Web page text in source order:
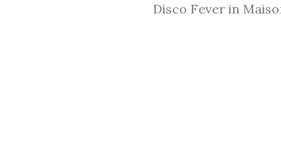
Disco Fever in